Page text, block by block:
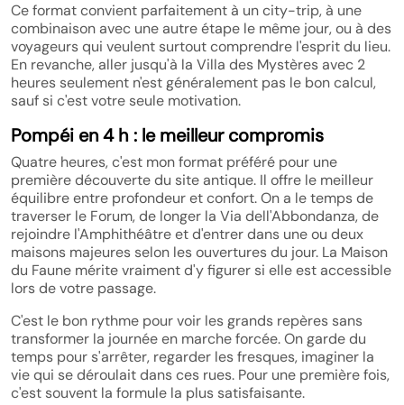
Ce format convient parfaitement à un city-trip, à une
combinaison avec une autre étape le même jour, ou à des
voyageurs qui veulent surtout comprendre l'esprit du lieu.
En revanche, aller jusqu'à la Villa des Mystères avec 2
heures seulement n'est généralement pas le bon calcul,
sauf si c'est votre seule motivation.
Pompéi en 4 h : le meilleur compromis
Quatre heures, c'est mon format préféré pour une
première découverte du site antique. Il offre le meilleur
équilibre entre profondeur et confort. On a le temps de
traverser le Forum, de longer la Via dell'Abbondanza, de
rejoindre l'Amphithéâtre et d'entrer dans une ou deux
maisons majeures selon les ouvertures du jour. La Maison
du Faune mérite vraiment d'y figurer si elle est accessible
lors de votre passage.
C'est le bon rythme pour voir les grands repères sans
transformer la journée en marche forcée. On garde du
temps pour s'arrêter, regarder les fresques, imaginer la
vie qui se déroulait dans ces rues. Pour une première fois,
c'est souvent la formule la plus satisfaisante.